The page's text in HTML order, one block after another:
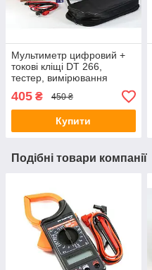
Мультиметр цифровий +
токові кліщі DT 266,
тестер, вимірювання
струму, напруги,
продзвінка
405 ₴ 450 ₴
Купити
Подібні товари компанії